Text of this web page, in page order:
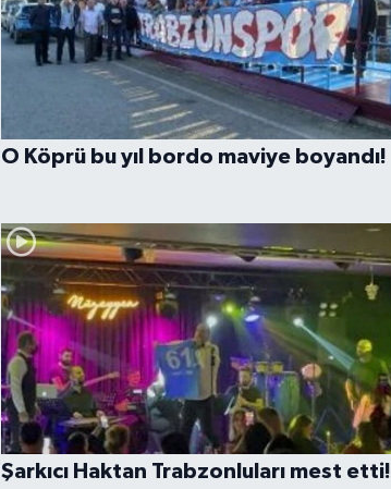
O Köprü bu yıl bordo maviye boyandı!
Şarkıcı Haktan Trabzonluları mest etti!